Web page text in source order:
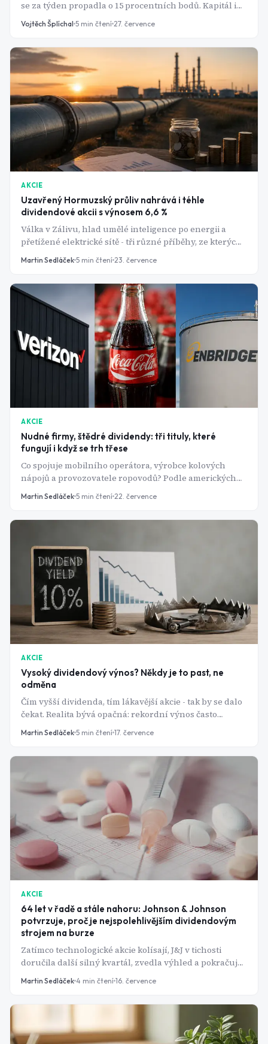
se za týden propadla o 15 procentních bodů. Kapitál i
pozornost analytiků se stáčí k utilitám, zdravotnictví a
spotřebnímu zboží.
Vojtěch Šplíchal 5 min čtení 27. července
AKCIE
Uzavřený Hormuzský průliv nahrává i téhle
dividendové akcii s výnosem 6,6 %
Válka v Zálivu, hlad umělé inteligence po energii a
přetížené elektrické sítě - tři různé příběhy, ze kterých
výnosem přes 6 %.
Martin Sedláček 5 min čtení 23. července
AKCIE
Nudné firmy, štědré dividendy: tři tituly, které
fungují i když se trh třese
Co spojuje mobilního operátora, výrobce kolových
nápojů a provozovatele ropovodů? Podle amerických
strojů na burze.
Martin Sedláček 5 min čtení 22. července
AKCIE
Vysoký dividendový výnos? Někdy je to past, ne
odměna
Čím vyšší dividenda, tím lákavější akcie - tak by se dalo
čekat. Realita bývá opačná: rekordní výnos často
odpis.
Martin Sedláček 5 min čtení 17. července
AKCIE
64 let v řadě a stále nahoru: Johnson & Johnson
potvrzuje, proč je nejspolehlivějším dividendovým
strojem na burze
Zatímco technologické akcie kolísají, J&J v tichosti
doručila další silný kvartál, zvedla výhled a pokračuje
Měsíc. Má ale ta jistota pořád smysl kupovat?
Martin Sedláček 4 min čtení 16. července